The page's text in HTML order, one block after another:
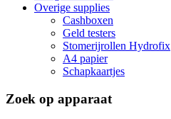
Overige supplies
Cashboxen
Geld testers
Stomerijrollen Hydrofix
A4 papier
Schapkaartjes
Zoek op apparaat